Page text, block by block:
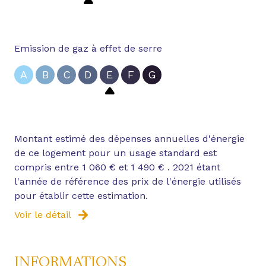
Jaurès ; Paul Sabatier; Rangueil; Capitole; TBS ...
Les informations sur les risques auxquels ce bien
est exposé sont disponibles sur le site
Emission de gaz à effet de serre
A B C D E F G
Montant estimé des dépenses annuelles d'énergie
de ce logement pour un usage standard est
compris entre 1 060 € et 1 490 € . 2021 étant
l'année de référence des prix de l'énergie utilisés
pour établir cette estimation.
Voir le détail